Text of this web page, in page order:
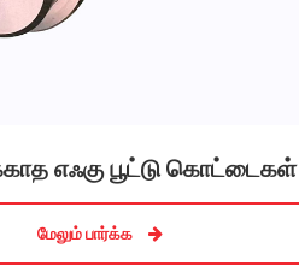
எஃகு சிறகு கொட்டைகள்
மேலும் பார்க்க